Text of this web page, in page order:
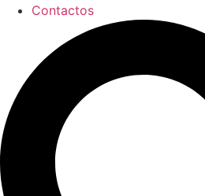
Contactos